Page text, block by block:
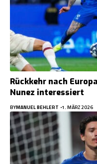
Rückkehr nach
Nunez interessiert
BYMANUEL BEHLERT 1. MÄRZ 2026